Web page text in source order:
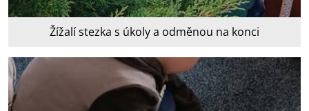
Žížalí stezka s úkoly a odměnou na konci